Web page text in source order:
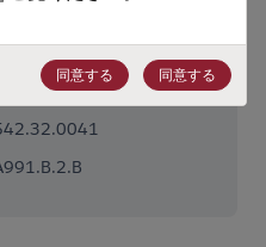
Volatile SRAMs
同意する 同意する